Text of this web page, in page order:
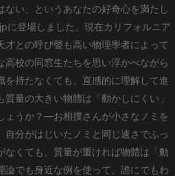
【新民間劇場】我的老千江湖｜ 有聲
的紫襟｜ 魔幻千手
有聲的紫襟
《夜色鋼琴曲》
夜色鋼琴曲趙海洋
太荒吞天訣丨熱血玄幻丨紫襟領銜有
聲劇
有聲的紫襟
い、というあなたの好奇心を満たし
登場しました。現在カリフォルニア
との呼び聲も高い物理學者によって
校の同窓生たちを思い浮かべながら
持たなくても、直感的に理解して進
量の大きい物體は「動かしにくい」
ょうか？―お相撲さんが小さなノミを
分がはじいたノミと同じ速さでふっ
くても、質量が重ければ物體は「動
でも身近な例を使って、誰にでもわ